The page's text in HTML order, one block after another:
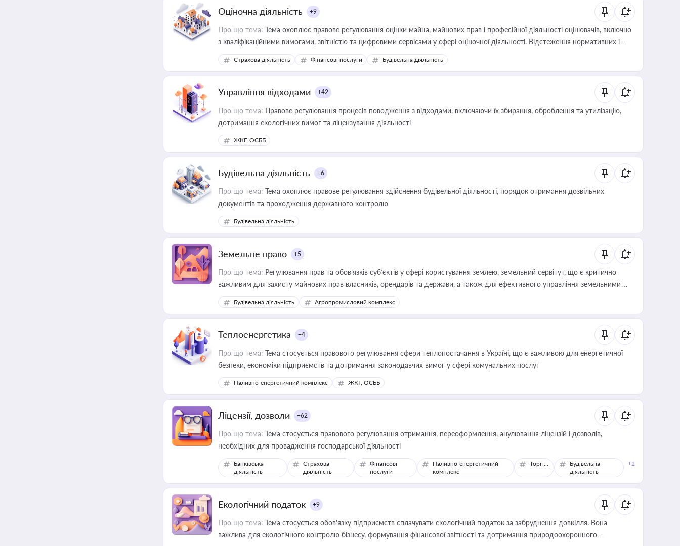
Оціночна діяльність +9
Про що тема: Тема охоплює правове регулювання оцінки майна, майнових прав і професійної діяльності оцінювачів, включно
з кваліфікаційними вимогами, звітністю та цифровими сервісами у сфері оціночної діяльності. Відстеження нормативних і
медійних змін у цій сфері корисне для власника бізнесу, керівника, юриста або бухгалтера під час оподаткування,
приватизації, оренди державного майна, корпоративних угод і перевірки статусу суб'єктів оціночної діяльності
Страхова діяльність Фінансові послуги Будівельна діяльність
Управління відходами +42
Про що тема: Правове регулювання процесів поводження з відходами, включаючи їх збирання, оброблення та утилізацію,
дотримання екологічних вимог та ліцензування діяльності
ЖКГ, ОСББ
Будівельна діяльність +6
Про що тема: Тема охоплює правове регулювання здійснення будівельної діяльності, порядок отримання дозвільних
документів та проходження державного контролю
Будівельна діяльність
Земельне право +5
Про що тема: Регулювання прав та обов’язків суб’єктів у сфері користування землею, земельний сервітут, що є критично
важливим для захисту майнових прав власників, орендарів та держави, а також для ефективного управління земельними
ресурсами
Будівельна діяльність Агропромисловий комплекс
Теплоенергетика +4
Про що тема: Тема стосується правового регулювання сфери теплопостачання в Україні, що є важливою для енергетичної
безпеки, економіки підприємств та дотримання законодавчих вимог у сфері комунальних послуг
Паливно-енергетичний комплекс ЖКГ, ОСББ
Ліцензії, дозволи +62
Про що тема: Тема стосується правового регулювання отримання, переоформлення, анулювання ліцензій і дозволів,
необхідних для провадження господарської діяльності
Банківська
діяльність
Страхова
діяльність
Фінансові
послуги
Паливно-енергетичний
комплекс
Торгівля
Будівельна
діяльність
+2
Екологічний податок +9
Про що тема: Тема стосується обов’язку підприємств сплачувати екологічний податок за забруднення довкілля. Вона
важлива для екологічного контролю бізнесу, формування фінансової звітності та дотримання природоохоронного